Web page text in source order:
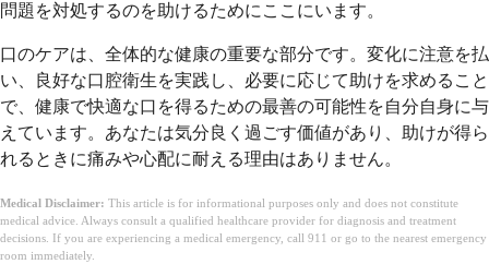
問題を対処するのを助けるためにここにいます。
口のケアは、全体的な健康の重要な部分です。変化に注意を払
い、良好な口腔衛生を実践し、必要に応じて助けを求めること
で、健康で快適な口を得るための最善の可能性を自分自身に与
えています。あなたは気分良く過ごす価値があり、助けが得ら
れるときに痛みや心配に耐える理由はありません。
Medical Disclaimer: This article is for informational purposes only and does not constitute
medical advice. Always consult a qualified healthcare provider for diagnosis and treatment
decisions. If you are experiencing a medical emergency, call 911 or go to the nearest emergency
room immediately.